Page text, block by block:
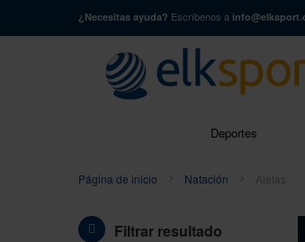
¿Necesitas ayuda? Escríbenos a
Buscar
Deportes
Página de inicio Natación
Filtrar resultado